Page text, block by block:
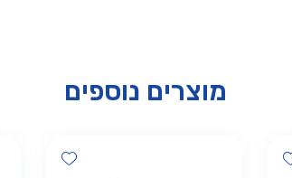
מוצרים נוספים
Add wishlist
Add wishlist